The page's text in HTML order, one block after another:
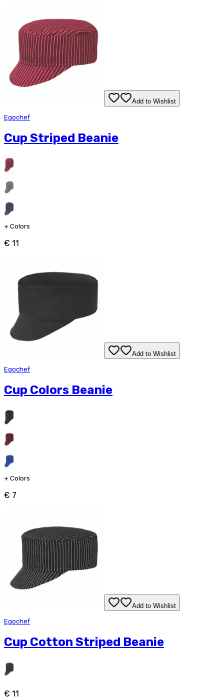
Add to Wishlist
Egochef
Cup Striped Beanie
+ Colors
€ 11
Add to Wishlist
Egochef
Cup Colors Beanie
+ Colors
€ 7
Add to Wishlist
Egochef
Cup Cotton Striped Beanie
€ 11